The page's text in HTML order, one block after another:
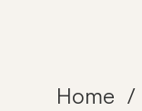
Home